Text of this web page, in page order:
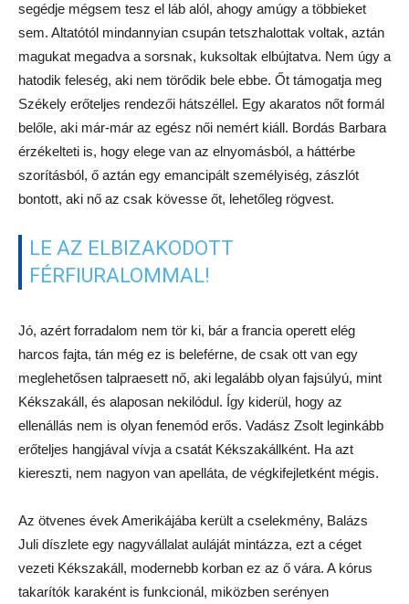
segédje mégsem tesz el láb alól, ahogy amúgy a többieket
sem. Altatótól mindannyian csupán tetszhalottak voltak, aztán
magukat megadva a sorsnak, kuksoltak elbújtatva. Nem úgy a
hatodik feleség, aki nem törődik bele ebbe. Őt támogatja meg
Székely erőteljes rendezői hátszéllel. Egy akaratos nőt formál
belőle, aki már-már az egész női nemért kiáll. Bordás Barbara
érzékelteti is, hogy elege van az elnyomásból, a háttérbe
szorításból, ő aztán egy emancipált személyiség, zászlót
bontott, aki nő az csak kövesse őt, lehetőleg rögvest.
LE AZ ELBIZAKODOTT
FÉRFIURALOMMAL!
Jó, azért forradalom nem tör ki, bár a francia operett elég
harcos fajta, tán még ez is beleférne, de csak ott van egy
meglehetősen talpraesett nő, aki legalább olyan fajsúlyú, mint
Kékszakáll, és alaposan nekilódul. Így kiderül, hogy az
ellenállás nem is olyan fenemód erős. Vadász Zsolt leginkább
erőteljes hangjával vívja a csatát Kékszakállként. Ha azt
kiereszti, nem nagyon van apelláta, de végkifejletként mégis.
Az ötvenes évek Amerikájába került a cselekmény, Balázs
Juli díszlete egy nagyvállalat auláját mintázza, ezt a céget
vezeti Kékszakáll, modernebb korban ez az ő vára. A kórus
takarítók karaként is funkcionál, miközben serényen